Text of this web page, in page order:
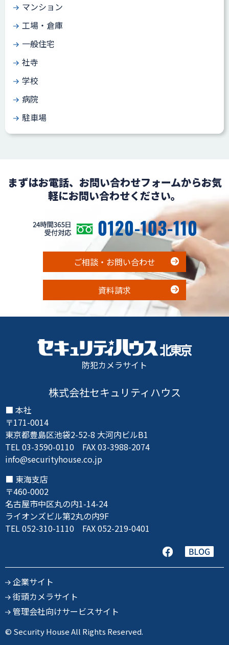
マンション
工場・倉庫
一般住宅
社寺
学校
病院
駐車場
まずはお電話、お問い合わせフォームからお気
軽にお問い合わせください。
ご相談・お問い合わせ
資料請求
防犯カメラサイト
株式会社セキュリティハウス
本社
〒171-0014
東京都豊島区池袋2-52-8 大河内ビルB1
TEL 03-3590-0110 FAX 03-3988-2074
info@securityhouse.co.jp
東海支店
〒460-0002
名古屋市中区丸の内1-14-24
ライオンズビル第2丸の内9F
TEL 052-310-1110 FAX 052-219-0401
企業サイト
街頭カメラサイト
管理会社向けサービスサイト
© Security House All Rights Reserved.